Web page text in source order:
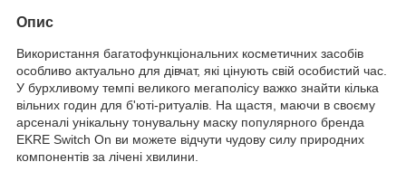
Опис
Використання багатофункціональних косметичних засобів
особливо актуально для дівчат, які цінують свій особистий час.
У бурхливому темпі великого мегаполісу важко знайти кілька
вільних годин для б'юті-ритуалів. На щастя, маючи в своєму
арсеналі унікальну тонувальну маску популярного бренда
EKRE Switch On ви можете відчути чудову силу природних
компонентів за лічені хвилини.